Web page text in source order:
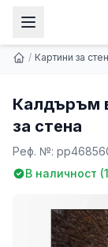
/ Картини за
Калдъръм
за стена
Реф. №:
В наличност (